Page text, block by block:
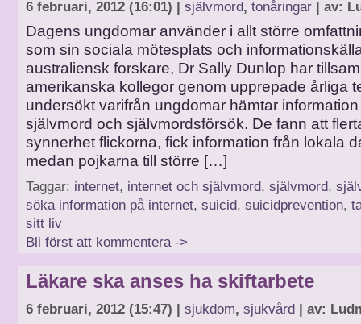
6 februari, 2012 (16:01) | självmord, tonåringar | av:
Dagens ungdomar använder i allt större
som sin sociala mötesplats och
australiensk forskare, Dr Sally Dunlop har
amerikanska kollegor genom upprepade årliga
undersökt varifrån ungdomar hämtar
självmord och självmordsförsök. De fann att
synnerhet flickorna, fick information från lokala
medan pojkarna till större […]
Taggar: internet, internet och självmord, självmord,
söka information på internet, suicid, suicidprevention,
sitt liv
Bli först att kommentera ->
Läkare ska anses ha skiftarbete
6 februari, 2012 (15:47) | sjukdom, sjukvård | av: